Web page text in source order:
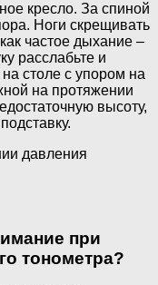
кресло. За спиной
Ноги скрещивать
частое дыхание –
расслабьте и
столе с упором на
на протяжении
высоту,
давления
при
тонометра?